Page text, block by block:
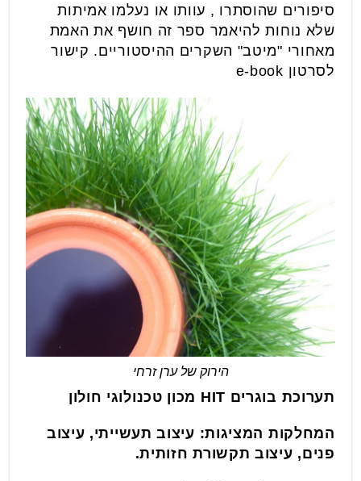
סיפורים שהוסתרו , עוותו או נעלמו אמיתות
שלא נוחות להיאמר ספר זה חושף את האמת
מאחורי "מיטב" השקרים ההיסטוריים. קישור
לסרטון e-book
הירוק של ערן זרחי
תערוכת בוגרים HIT מכון טכנולוגי חולון
המחלקות המציגות: עיצוב תעשייתי, עיצוב
פנים, עיצוב תקשורת חזותית.